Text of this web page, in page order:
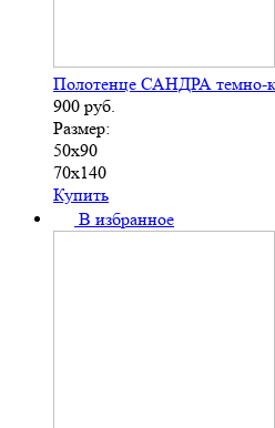
Полотенце САНДРА темно-
900 руб.
Размер:
50х90
70х140
Купить
В избранное